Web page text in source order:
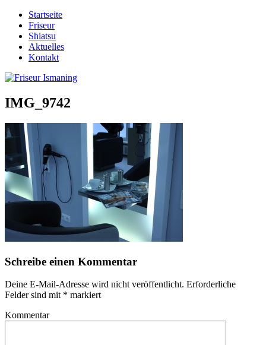
Startseite
Friseur
Shiatsu
Aktuelles
Kontakt
IMG_9742
Schreibe einen Kommentar
Deine E-Mail-Adresse wird nicht veröffentlicht. Erforderliche
Felder sind mit * markiert
Kommentar